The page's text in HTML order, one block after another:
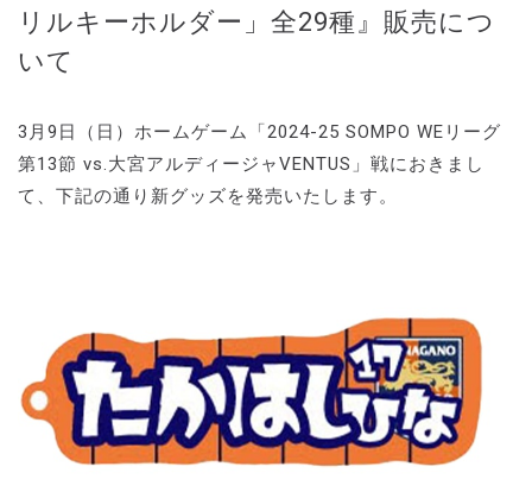
リルキーホルダー」全29種』販売につ
いて
3月9日（日）ホームゲーム「2024-25 SOMPO WEリーグ
第13節 vs.大宮アルディージャVENTUS」戦におきまし
て、下記の通り新グッズを発売いたします。